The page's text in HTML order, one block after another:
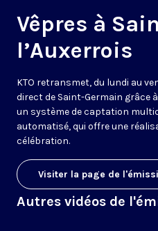
Vêpres à
l’Auxerrois
KTO retransmet, du lundi au
direct de Saint-Germain grâce
un système de captation
automatisé, qui offre une
célébration.
Visiter la page de
Autres vidéos de